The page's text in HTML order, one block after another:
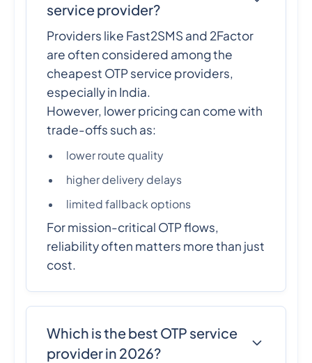
service provider?
Providers like Fast2SMS and 2Factor
are often considered among the
cheapest OTP service providers,
especially in India.
However, lower pricing can come with
trade-offs such as:
lower route quality
higher delivery delays
limited fallback options
For mission-critical OTP flows,
reliability often matters more than just
cost.
Which is the best OTP service
provider in 2026?